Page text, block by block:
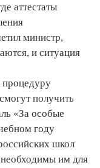
аттестаты
министр,
и ситуация
процедуру
получить
«За особые
году
школ
им для